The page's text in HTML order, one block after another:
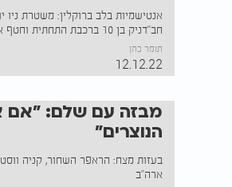
אנטישמיות בלב ברוקלין: משטרת
חב"דניק בן 10 ברכבת התחתית וחטף את הכיפה שחבש על ראשו
תומר כהן
12.12.22
מבזה עם שלם: "אם
הנוצרים"
בעזות מצח: הראפר השחור, קניה
ארה"ב